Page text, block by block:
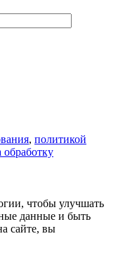
, политикой
обработку
чтобы улучшать
данные и быть
сайте, вы